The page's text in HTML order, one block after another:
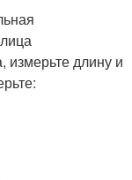
длину и